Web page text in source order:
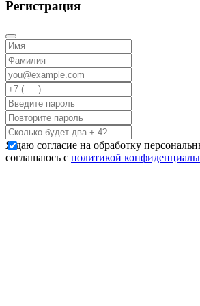
Регистрация
Я даю согласие на обработку
соглашаюсь с политикой